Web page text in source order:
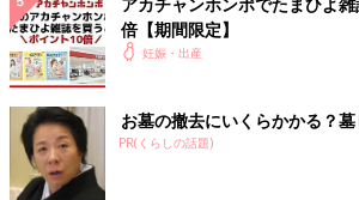
アカチャンホンポでたまひよ
倍【期間限定】
妊娠・出産
お墓の撤去にいくらかかる？
PR(くらしの話題)